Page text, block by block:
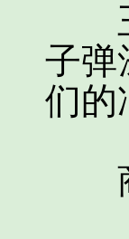
王
子弹
们的
商